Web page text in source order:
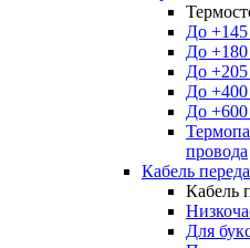
До
До +180
До
До +400
До
провода
Кабель
Кабель
Для